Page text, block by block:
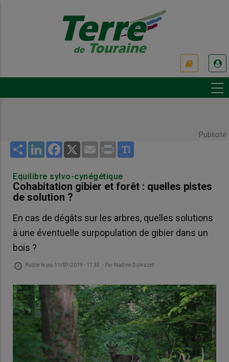
Publicité
Share LinkedInFacebook
X Email Print
Equilibre sylvo-cynégétique
Cohabitation gibier et forêt : quelles pistes
de solution ?
En cas de dégâts sur les arbres, quelles solutions
à une éventuelle surpopulation de gibier dans un
bois ?
Publié le jeu 11/07/2019 - 17:35 - Par Nadine Dumazet